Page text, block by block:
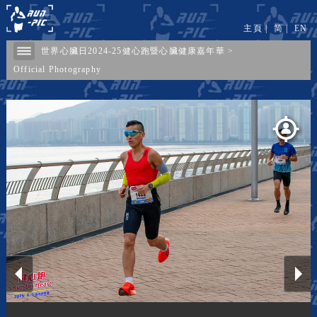
世界心臟日2024-25健心跑暨心臟健康嘉年華 >
Official Photography
主頁 | 简| EN